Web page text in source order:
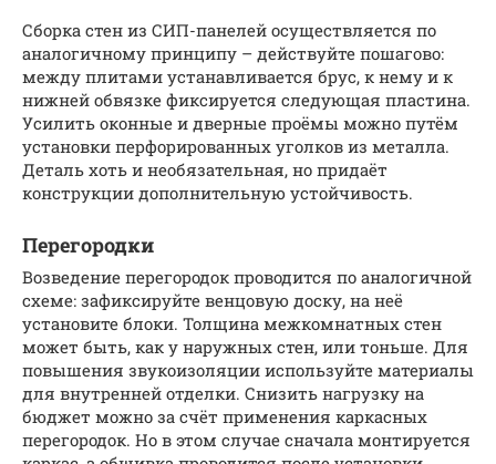
Сборка стен из СИП-панелей осуществляется по
аналогичному принципу – действуйте пошагово:
между плитами устанавливается брус, к нему и к
нижней обвязке фиксируется следующая пластина.
Усилить оконные и дверные проёмы можно путём
установки перфорированных уголков из металла.
Деталь хоть и необязательная, но придаёт
конструкции дополнительную устойчивость.
Перегородки
Возведение перегородок проводится по аналогичной
схеме: зафиксируйте венцовую доску, на неё
установите блоки. Толщина межкомнатных стен
может быть, как у наружных стен, или тоньше. Для
повышения звукоизоляции используйте материалы
для внутренней отделки. Снизить нагрузку на
бюджет можно за счёт применения каркасных
перегородок. Но в этом случае сначала монтируется